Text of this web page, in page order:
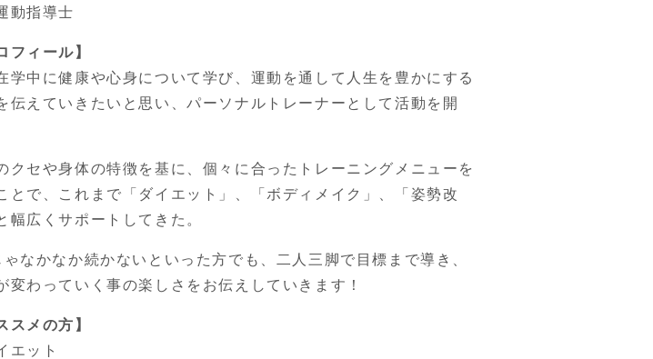
動指導士
フィール】
学中に健康や心身について学び、運動を通して人生を豊かにする
伝えていきたいと思い、パーソナルトレーナーとして活動を開
クセや身体の特徴を基に、個々に合ったトレーニングメニューを
とで、これまで「ダイエット」、「ボディメイク」、「姿勢改
幅広くサポートしてきた。
ゃなかなか続かないといった方でも、二人三脚で目標まで導き、
変わっていく事の楽しさをお伝えしていきます！
スメの方】
エット